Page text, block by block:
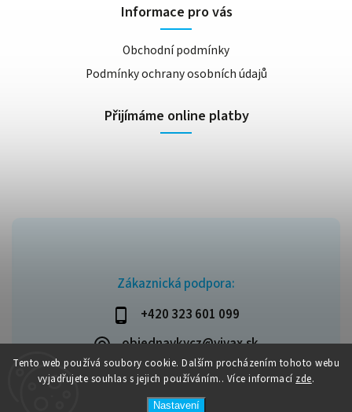
Tento web používá soubory cookie. Dalším procházením tohoto webu
vyjadřujete souhlas s jejich používáním.. Více informací zde.
Nastavení
Zákaznická podpora:
+420 323 601 099
objednavkycz@vivax.sk
Informace pro vás
Obchodní podmínky
Podmínky ochrany osobních údajů
Přijímáme online platby